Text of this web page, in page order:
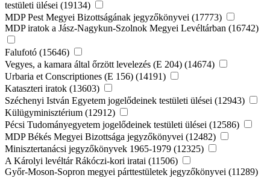
testületi ülései (19134)
MDP Pest Megyei Bizottságának jegyzőkönyvei (17773)
MDP iratok a Jász-Nagykun-Szolnok Megyei Levéltárban (16742)
Falufotó (15646)
Vegyes, a kamara által őrzött levelezés (E 204) (14674)
Urbaria et Conscriptiones (E 156) (14191)
Kataszteri iratok (13603)
Széchenyi István Egyetem jogelődeinek testületi ülései (12943)
Külügyminisztérium (12912)
Pécsi Tudományegyetem jogelődeinek testületi ülései (12586)
MDP Békés Megyei Bizottsága jegyzőkönyvei (12482)
Minisztertanácsi jegyzőkönyvek 1965-1979 (12325)
A Károlyi levéltár Rákóczi-kori iratai (11506)
Győr-Moson-Sopron megyei párttestületek jegyzőkönyvei (11289)